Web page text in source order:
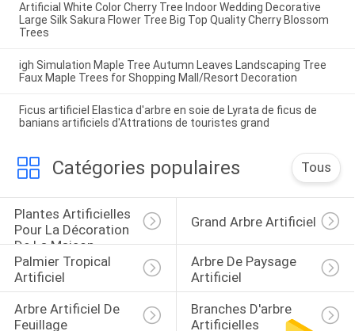
Artificial White Color Cherry Tree Indoor Wedding Decorative
Large Silk Sakura Flower Tree Big Top Quality Cherry Blossom
Trees
igh Simulation Maple Tree Autumn Leaves Landscaping Tree
Faux Maple Trees for Shopping Mall/Resort Decoration
Ficus artificiel Elastica d'arbre en soie de Lyrata de ficus de
banians artificiels d'Attrations de touristes grand
Catégories populaires Tous
Plantes Artificielles
Pour La Décoration
De La Maison
Grand Arbre Artificiel
Palmier Tropical
Artificiel
Arbre De Paysage
Artificiel
Arbre Artificiel De
Feuillage
Branches D'arbre
Artificielles